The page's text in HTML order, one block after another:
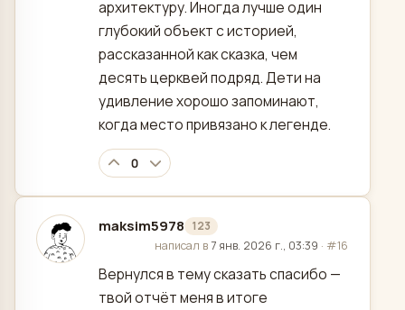
архитектуру. Иногда лучше один
глубокий объект с историей,
рассказанной как сказка, чем
десять церквей подряд. Дети на
удивление хорошо запоминают,
когда место привязано к легенде.
0
maksim5978 123
отредактировано
написал в7 янв. 2026 г., 03:39 · #16
Вернулся в тему сказать спасибо —
твой отчёт меня в итоге